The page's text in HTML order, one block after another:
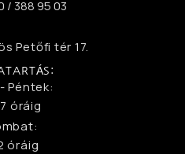
/ 388 95 03
Petőfi tér 17.
Péntek:
óráig
óráig